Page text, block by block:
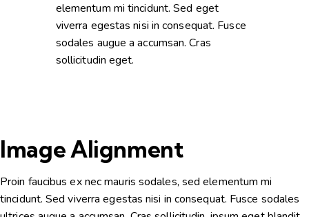
elementum mi tincidunt. Sed eget
viverra egestas nisi in consequat. Fusce
sodales augue a accumsan. Cras
sollicitudin eget.
Image Alignment
Proin faucibus ex nec mauris sodales, sed elementum mi
tincidunt. Sed viverra egestas nisi in consequat. Fusce sodales